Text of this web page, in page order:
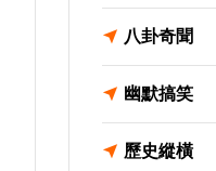
八卦奇聞
幽默搞笑
歷史縱橫